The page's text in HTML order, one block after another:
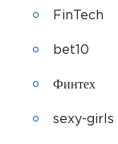
FinTech
bet10
Финтех
sexy-girls